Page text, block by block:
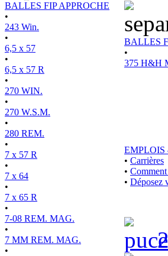
BALLES FIP APPROCHE
•
243 Win.
•
6,5 x 57
•
6,5 x 57 R
•
270 WIN.
•
270 W.S.M.
•
280 REM.
•
7 x 57 R
•
7 x 64
•
7 x 65 R
•
7-08 REM. MAG.
•
7 MM REM. MAG.
•
BALLES
•
375 H&H
EMPLOIS
• Carrières
•
• Déposez